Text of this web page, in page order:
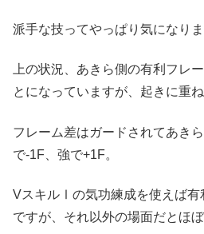
派手な技ってやっぱり気になりま
上の状況、あきら側の有利フレ
とになっていますが、起きに重
フレーム差はガードされてあき
で-1F、強で+1F。
VスキルⅠの気功練成を使えば有
ですが、それ以外の場面だとほ